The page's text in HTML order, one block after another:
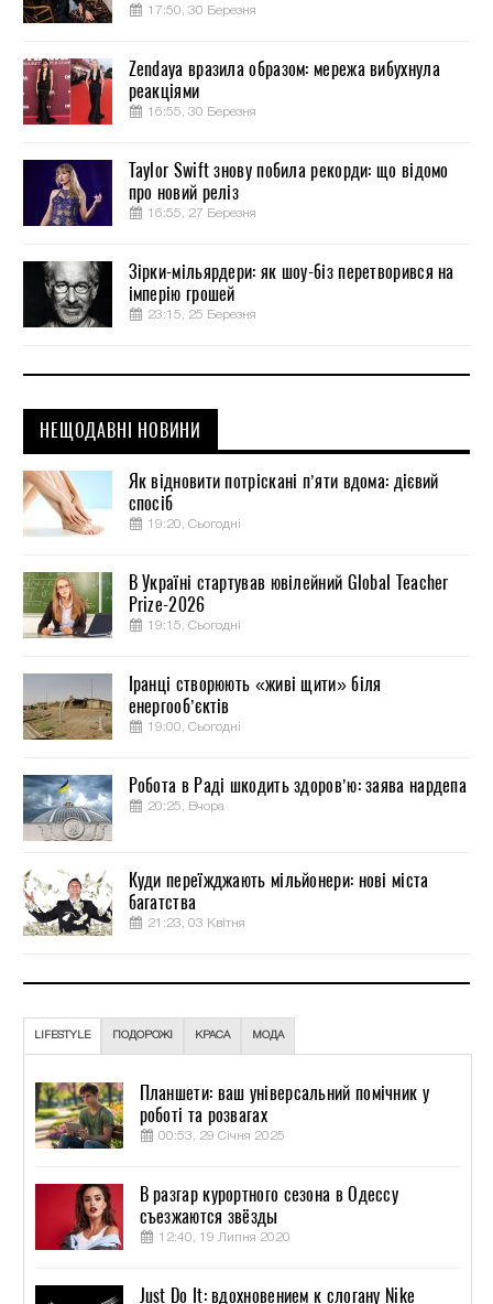
17:50, 30 Березня
Zendaya вразила образом: мережа вибухнула
реакціями
16:55, 30 Березня
Taylor Swift знову побила рекорди: що відомо
про новий реліз
16:55, 27 Березня
Зірки-мільярдери: як шоу-біз перетворився на
імперію грошей
23:15, 25 Березня
НЕЩОДАВНІ НОВИНИ
Як відновити потріскані п’яти вдома: дієвий
спосіб
19:20, Сьогодні
В Україні стартував ювілейний Global Teacher
Prize-2026
19:15, Сьогодні
Іранці створюють «живі щити» біля
енергооб’єктів
19:00, Сьогодні
Робота в Раді шкодить здоров’ю: заява нардепа
20:25, Вчора
Куди переїжджають мільйонери: нові міста
багатства
21:23, 03 Квітня
LIFESTYLE ПОДОРОЖІ КРАСА МОДА
Планшети: ваш універсальний помічник у
роботі та розвагах
00:53, 29 Січня 2025
В разгар курортного сезона в Одессу
съезжаются звёзды
12:40, 19 Липня 2020
Just Do It: вдохновением к слогану Nike